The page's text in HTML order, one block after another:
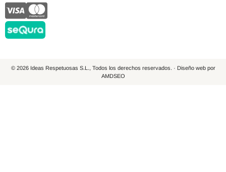
© 2026 Ideas Respetuosas S.L., Todos los derechos reservados. · Diseño web por
AMDSEO